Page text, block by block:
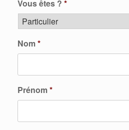
Vous êtes ? *
Nom*
Prénom*